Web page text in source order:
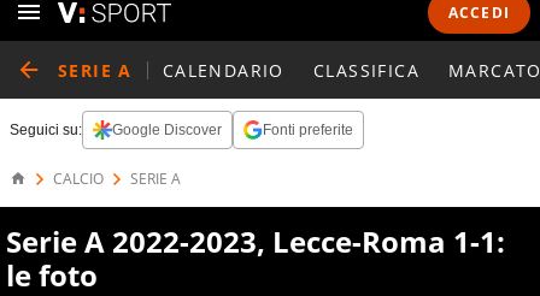
ACCEDI
SERIE A CALENDARIO CLASSIFICA
Seguici su: Google Discover Fonti preferite
CALCIO SERIE A
Serie A 2022-2023, Lecce-Roma 1-1:
le foto